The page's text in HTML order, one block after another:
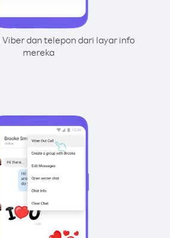
Viber dan telepon dari layar info
mereka